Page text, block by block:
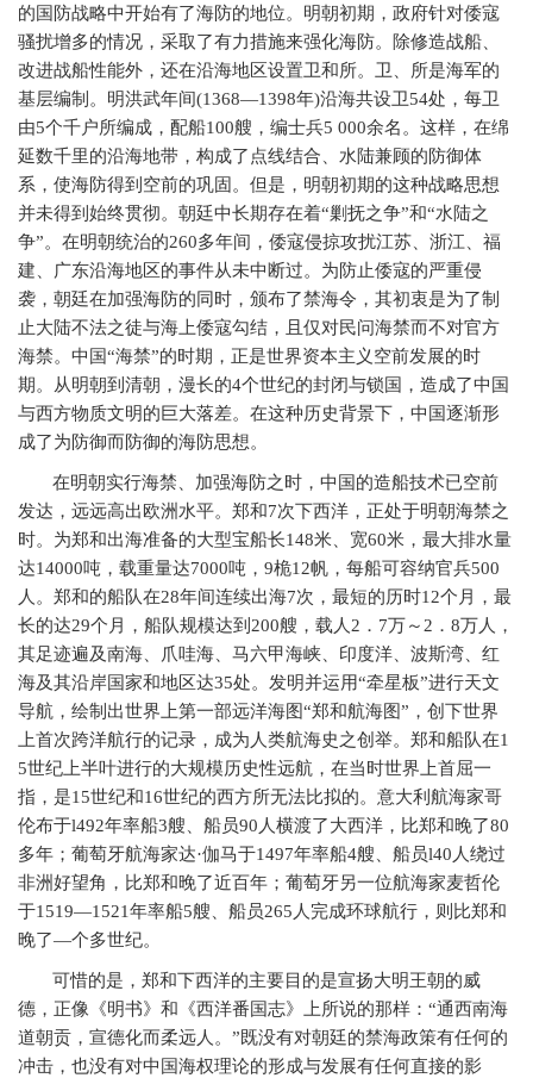
的国防战略中开始有了海防的地位。明朝初期，政府针对倭寇
骚扰增多的情况，采取了有力措施来强化海防。除修造战船、
改进战船性能外，还在沿海地区设置卫和所。卫、所是海军的
基层编制。明洪武年间(1368—1398年)沿海共设卫54处，每卫
由5个千户所编成，配船100艘，编士兵5 000余名。这样，在绵
延数千里的沿海地带，构成了点线结合、水陆兼顾的防御体
系，使海防得到空前的巩固。但是，明朝初期的这种战略思想
并未得到始终贯彻。朝廷中长期存在着“剿抚之争”和“水陆之
争”。在明朝统治的260多年间，倭寇侵掠攻扰江苏、浙江、福
建、广东沿海地区的事件从未中断过。为防止倭寇的严重侵
袭，朝廷在加强海防的同时，颁布了禁海令，其初衷是为了制
止大陆不法之徒与海上倭寇勾结，且仅对民问海禁而不对官方
海禁。中国“海禁”的时期，正是世界资本主义空前发展的时
期。从明朝到清朝，漫长的4个世纪的封闭与锁国，造成了中国
与西方物质文明的巨大落差。在这种历史背景下，中国逐渐形
成了为防御而防御的海防思想。
在明朝实行海禁、加强海防之时，中国的造船技术已空前
发达，远远高出欧洲水平。郑和7次下西洋，正处于明朝海禁之
时。为郑和出海准备的大型宝船长148米、宽60米，最大排水量
达14000吨，载重量达7000吨， 9桅12帆，每船可容纳官兵500
人。郑和的船队在28年间连续出海7次，最短的历时12个月，最
长的达29个月，船队规模达到 200艘，载人2 ． 7万～2 ． 8万人，
其足迹遍及南海、爪哇海、马六甲海峡、印度洋、波斯湾、红
海及其沿岸国家和地区达35处。发明并运用“牵星板”进行天文
导航，绘制出世界上第一部远洋海图“郑和航海图”，创下世界
上首次跨洋航行的记录，成为人类航海史之创举。郑和船队在1
5世纪上半叶进行的大规模历史性远航，在当时世界上首屈一
指，是15世纪和16世纪的西方所无法比拟的。意大利航海家哥
伦布于l492年率船3艘、船员90人横渡了大西洋，比郑和晚了80
多年；葡萄牙航海家达·伽马于1497年率船4艘、船员l40人绕过
非洲好望角，比郑和晚了近百年；葡萄牙另一位航海家麦哲伦
于1519—1521年率船5艘、船员265人完成环球航行，则比郑和
晚了—个多世纪。
可惜的是，郑和下西洋的主要目的是宣扬大明王朝的威
德，正像《明书》和《西洋番国志》上所说的那样：“通西南海
道朝贡，宣德化而柔远人。”既没有对朝廷的禁海政策有任何的
冲击，也没有对中国海权理论的形成与发展有任何直接的影